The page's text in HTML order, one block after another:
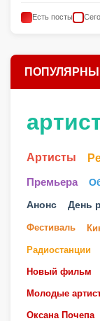
Есть посты
Артисты
Премьера
Анонс День
Фестиваль
Радиостанции
Новый фильм
Молодые
Оксана Почепа